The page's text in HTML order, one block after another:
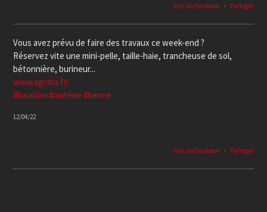
Voir sur facebook · Partager
Vous avez prévu de faire des travaux ce week-end ?
Réservez vite une mini-pelle, taille-haie, trancheuse de sol,
bétonnière, burineur...
www.agritra.fr/
#location #matérie #benne
12/04/22
Voir sur facebook · Partager